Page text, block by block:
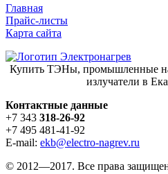
Главная
Прайс-листы
Карта сайта
Купить ТЭНы, промышленные
излучатели в
Контактные данные
+7 343 318-26-92
+7 495 481-41-92
E-mail: ekb@electro-nagrev.ru
© 2012—2017. Все права